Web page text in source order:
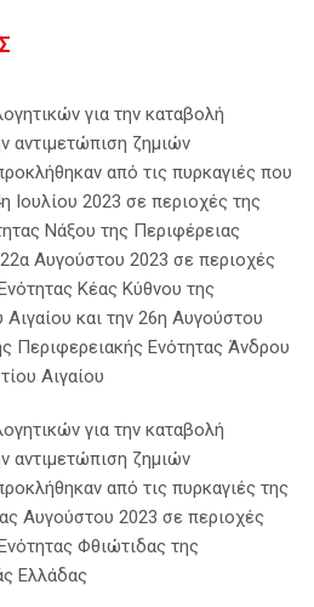
για την καταβολή
αντιμετώπιση ζημιών
από τις πυρκαγιές που
Ιουλίου 2023 σε περιοχές της
Νάξου της Περιφέρειας
Αυγούστου 2023 σε περιοχές
Κέας Κύθνου της
και την 26η Αυγούστου
Περιφερειακής Ενότητας Άνδρου
Αιγαίου
για την καταβολή
αντιμετώπιση ζημιών
από τις πυρκαγιές της
Αυγούστου 2023 σε περιοχές
Φθιώτιδας της
Ελλάδας